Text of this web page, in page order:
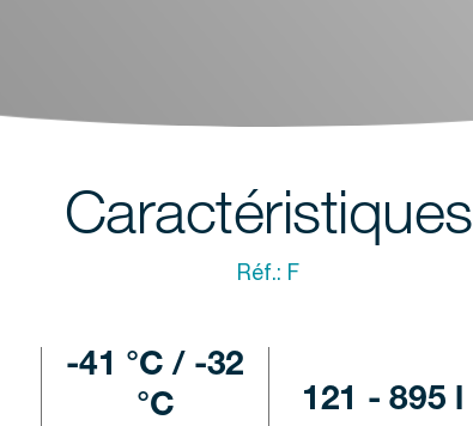
Caractéristiques
Réf.: F
-41 °C / -32
°C
121 - 895 l